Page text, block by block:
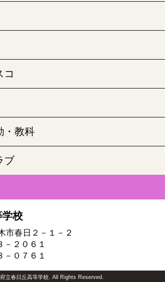
コ
・教科
ブ
学校
春日２－１－２
２０６１
０７６１
立春日丘高等学校. All Rights Reserved.